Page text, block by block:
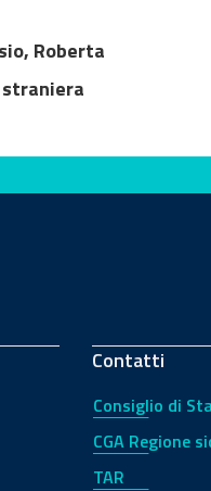
Roberta
Contatti
Consiglio di
CGA Regione
TAR